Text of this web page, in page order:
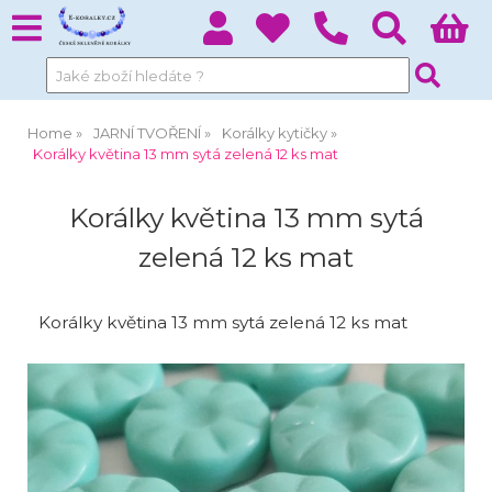
Home JARNÍ TVOŘENÍ
Korálky kytičky
Korálky květina 13 mm sytá zelená 12 ks mat
Korálky květina 13 mm sytá
zelená 12 ks mat
Korálky květina 13 mm sytá zelená 12 ks mat